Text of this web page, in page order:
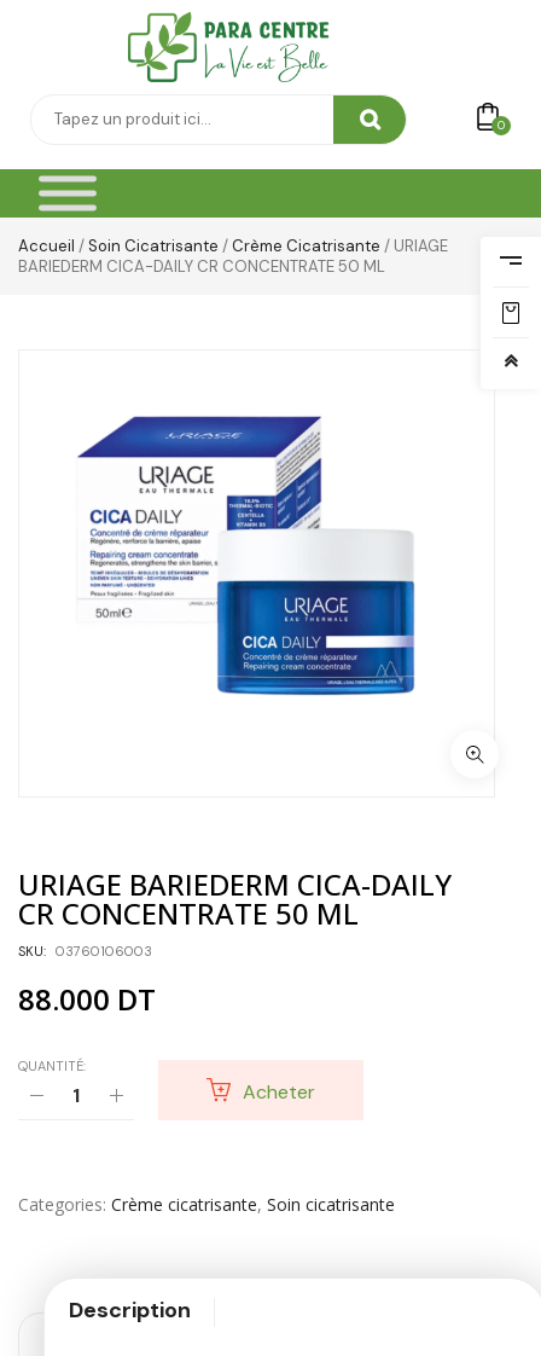
0
Accueil /Soin Cicatrisante /Crème Cicatrisante / URIAGE
BARIEDERM CICA-DAILY CR CONCENTRATE 50 ML
URIAGE BARIEDERM CICA-DAILY
CR CONCENTRATE 50 ML
SKU: 03760106003
88.000 DT
QUANTITÉ:
Acheter
Categories Crème cicatrisante, Soin cicatrisante
Description